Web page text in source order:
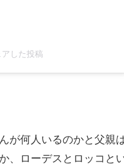
した投稿
が何人いるのかと父親
、ローデスとロッコと